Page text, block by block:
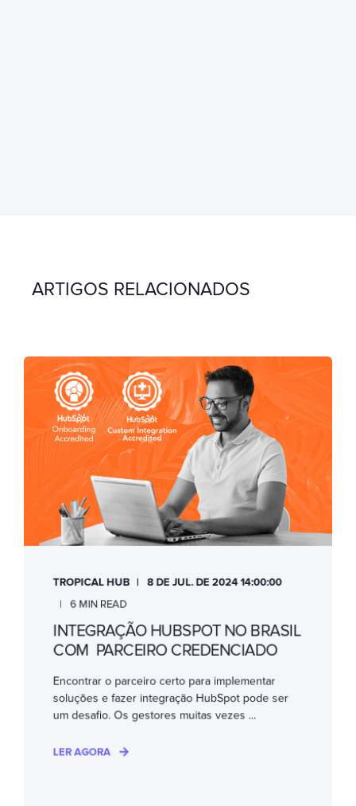
ARTIGOS RELACIONADOS
TROPICAL HUB 8 DE JUL. DE 2024 14:00:00
6 MIN READ
INTEGRAÇÃO HUBSPOT NO BRASIL
COM PARCEIRO CREDENCIADO
Encontrar o parceiro certo para implementar
soluções e fazer integração HubSpot pode ser
um desafio. Os gestores muitas vezes ...
LER AGORA